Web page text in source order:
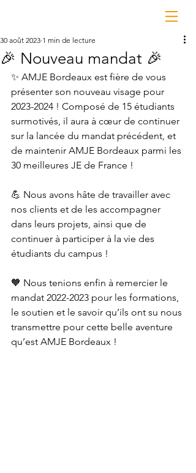
🎉 Nouveau mandat 🎉
30 août 2023 1 min de lecture
✨ AMJE Bordeaux est fière de vous
présenter son nouveau visage pour
2023-2024 ! Composé de 15 étudiants
surmotivés, il aura à cœur de continuer
sur la lancée du mandat précédent, et
de maintenir AMJE Bordeaux parmi les
30 meilleures JE de France !
💪 Nous avons hâte de travailler avec
nos clients et de les accompagner
dans leurs projets, ainsi que de
continuer à participer à la vie des
étudiants du campus !
🧡 Nous tenions enfin à remercier le
mandat 2022-2023 pour les formations,
le soutien et le savoir qu’ils ont su nous
transmettre pour cette belle aventure
qu’est AMJE Bordeaux !